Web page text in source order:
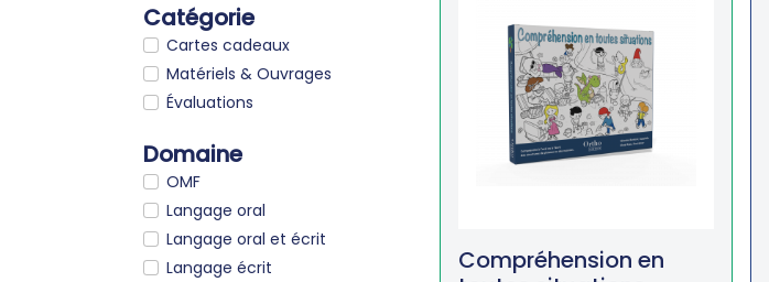
Catégorie
Cartes cadeaux
Matériels & Ouvrages
Évaluations
Domaine
OMF
Langage oral
Langage oral et écrit
Langage écrit
Compréhension en